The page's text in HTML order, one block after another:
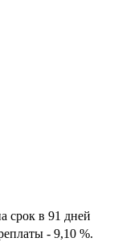
срок в 91 дней
- 9,10 %.